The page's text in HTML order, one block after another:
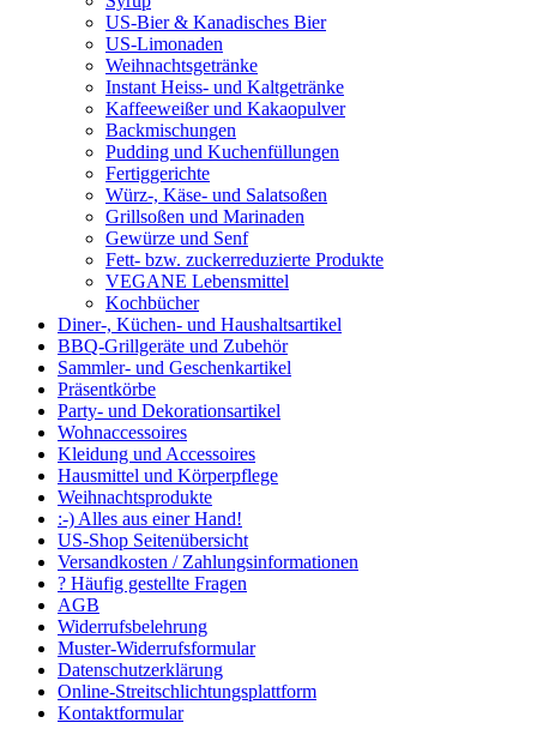
US-Bier & Kanadisches Bier
US-Limonaden
Weihnachtsgetränke
Instant Heiss- und Kaltgetränke
Kaffeeweißer und Kakaopulver
Backmischungen
Pudding und Kuchenfüllungen
Fertiggerichte
Würz-, Käse- und Salatsoßen
Grillsoßen und Marinaden
Gewürze und Senf
Fett- bzw. zuckerreduzierte Produkte
VEGANE Lebensmittel
Kochbücher
Diner-, Küchen- und Haushaltsartikel
BBQ-Grillgeräte und Zubehör
Sammler- und Geschenkartikel
Präsentkörbe
Party- und Dekorationsartikel
Wohnaccessoires
Kleidung und Accessoires
Hausmittel und Körperpflege
Weihnachtsprodukte
:-) Alles aus einer Hand!
US-Shop Seitenübersicht
Versandkosten / Zahlungsinformationen
? Häufig gestellte Fragen
AGB
Widerrufsbelehrung
Muster-Widerrufsformular
Datenschutzerklärung
Online-Streitschlichtungsplattform
Kontaktformular